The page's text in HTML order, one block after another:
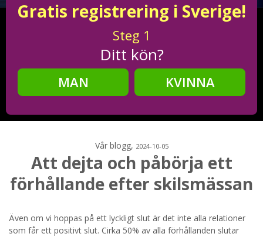
Gratis registrering i Sverige!
Steg 1
Ditt kön?
MAN
KVINNA
Steg2
Steg3
Din mailadress?
Vår blogg, 2024-10-05
Att dejta och påbörja ett
förhållande efter skilsmässan
Även om vi hoppas på ett lyckligt slut är det inte alla relationer
som får ett positivt slut. Cirka 50% av alla förhållanden slutar